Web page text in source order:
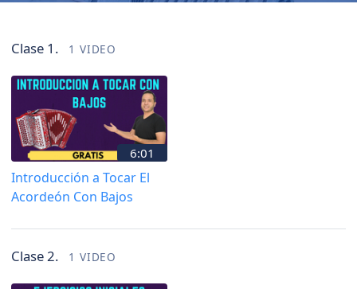
Clase 1. 1 VIDEO
6:01
Introducción a Tocar El
Acordeón Con Bajos
Clase 2. 1 VIDEO